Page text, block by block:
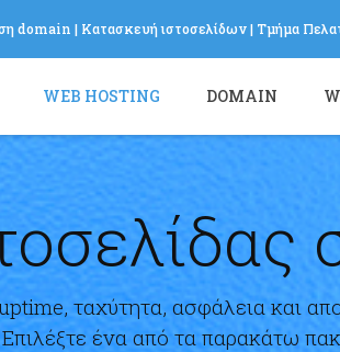
ταχύτητα, ασφάλεια και
ένα από τα παρακάτω
in orSign up
κωδικού?
domain | Κατασκευή ιστοσελίδων| Τμήμα
WEB HOSTING DOMAIN